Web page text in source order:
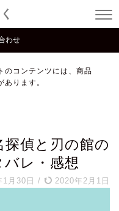
わせ
のコンテンツには、商品
ります。
探偵と刃の館の
レ・感想
1月30日 / 2020年2月1日